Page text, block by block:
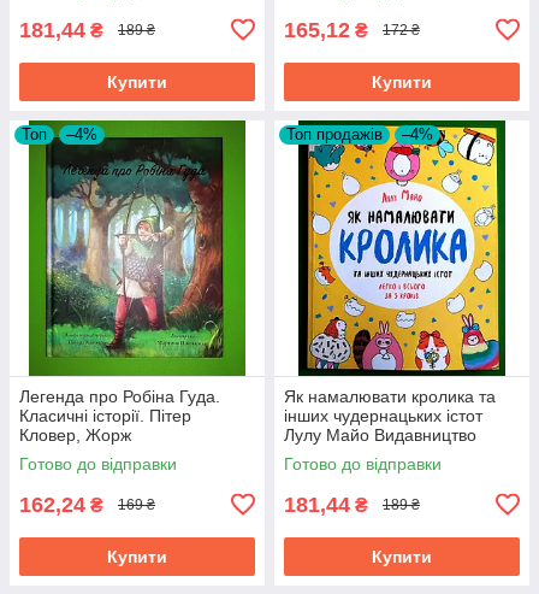
181,44 ₴ 189 ₴
Купити
165,12 ₴ 172 ₴
Купити
Топ –4%
Легенда про Робіна Гуда.
Класичні історії. Пітер
Кловер, Жорж
Готово до відправки
162,24 ₴ 169 ₴
Купити
Топ продажів –4%
Як намалювати кролика та
інших чудернацьких істот
Лулу Майо Видавництво
Жорж
Готово до відправки
181,44 ₴ 189 ₴
Купити